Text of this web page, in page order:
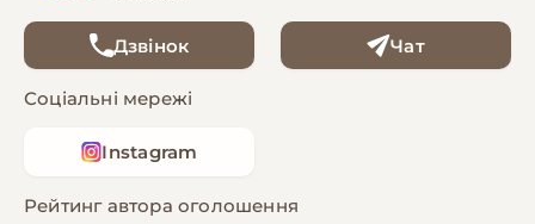
Дзвінок Чат
Соціальні мережі
Instagram
Рейтинг автора оголошення